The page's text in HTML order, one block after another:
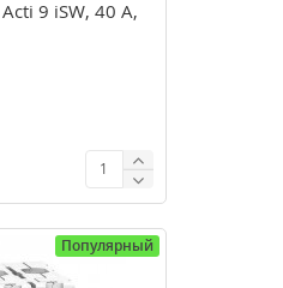
9 iSW, 40 А,
Популярный